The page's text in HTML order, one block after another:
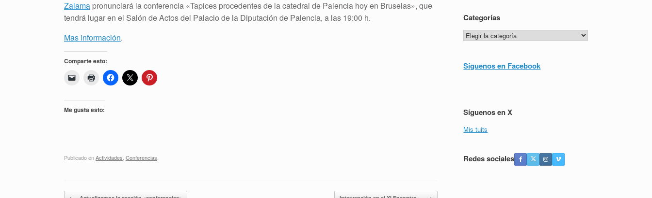
Zalama pronunciará la conferencia «Tapices procedentes de la catedral de Palencia hoy en Bruselas», que
tendrá lugar en el Salón de Actos del Palacio de la Diputación de Palencia, a las 19:00 h.
Mas información.
Comparte esto:
Me gusta esto:
Publicado enActividades Conferencias
Navegador de artículos
Categorías
Categorías
Síguenos en Facebook
Síguenos en X
Mis tuits
Redes sociales